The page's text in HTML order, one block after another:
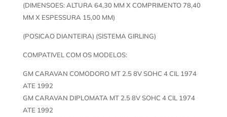
(DIMENSOES: ALTURA 64,30 MM X COMPRIMENTO 78,40
MM X ESPESSURA 15,00 MM)
(POSICAO DIANTEIRA) (SISTEMA GIRLING)
COMPATIVEL COM OS MODELOS:
GM CARAVAN COMODORO MT 2.5 8V SOHC 4 CIL 1974
ATE 1992
GM CARAVAN DIPLOMATA MT 2.5 8V SOHC 4 CIL 1974
ATE 1992